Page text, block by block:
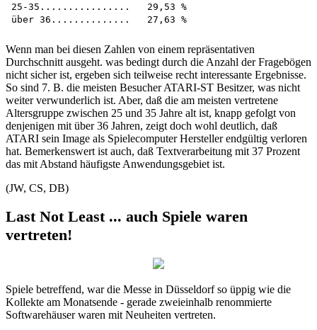
25-35................   29,53 %
Wenn man bei diesen Zahlen von einem repräsentativen
Durchschnitt ausgeht. was bedingt durch die Anzahl der Fragebögen
nicht sicher ist, ergeben sich teilweise recht interessante Ergebnisse.
So sind 7. B. die meisten Besucher ATARI-ST Besitzer, was nicht
weiter verwunderlich ist. Aber, daß die am meisten vertretene
Altersgruppe zwischen 25 und 35 Jahre alt ist, knapp gefolgt von
denjenigen mit über 36 Jahren, zeigt doch wohl deutlich, daß
ATARI sein Image als Spielecomputer Hersteller endgültig verloren
hat. Bemerkenswert ist auch, daß Textverarbeitung mit 37 Prozent
das mit Abstand häufigste Anwendungsgebiet ist.
(JW, CS, DB)
Last Not Least ... auch Spiele waren
vertreten!
Spiele betreffend, war die Messe in Düsseldorf so üppig wie die
Kollekte am Monatsende - gerade zweieinhalb renommierte
Softwarehäuser waren mit Neuheiten vertreten.